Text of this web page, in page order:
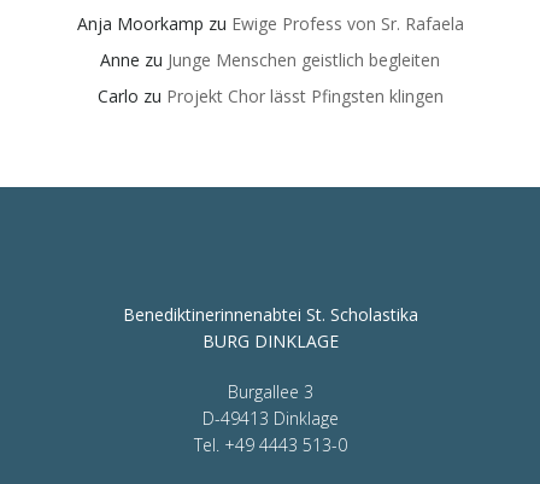
Anja Moorkamp zu Ewige Profess von Sr. Rafaela
Anne zu Junge Menschen geistlich begleiten
Carlo zu Projekt Chor lässt Pfingsten klingen
Benediktinerinnenabtei St. Scholastika
BURG DINKLAGE
Burgallee 3
D-49413 Dinklage
Tel. +49 4443 513-0